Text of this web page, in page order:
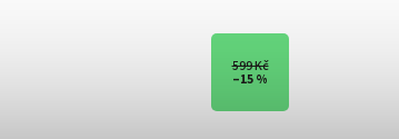
599 Kč
–15 %